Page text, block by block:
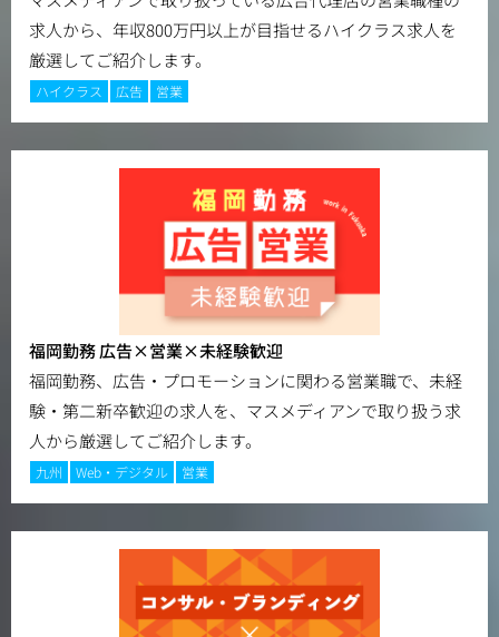
求人から、年収800万円以上が目指せるハイクラス求人を
厳選してご紹介します。
ハイクラス 広告 営業
福岡勤務 広告×営業×未経験歓迎
福岡勤務、広告・プロモーションに関わる営業職で、未経
験・第二新卒歓迎の求人を、マスメディアンで取り扱う求
人から厳選してご紹介します。
九州 Web・デジタル 営業